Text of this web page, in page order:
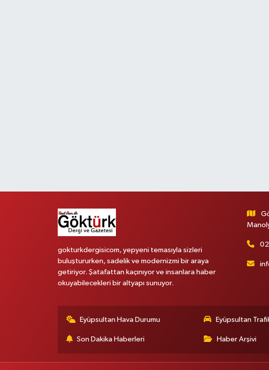
gokturkdergisicom, yepyeni temasıyla sizleri
buluştururken, sadelik ve modernizmi bir araya
getiriyor. Şatafattan kaçınıyor ve insanlara haber
okuyabilecekleri bir altyapı sunuyor.
Eyüpsultan Hava Durumu Eyüpsultan
Son Dakika Haberleri Haber Arşivi